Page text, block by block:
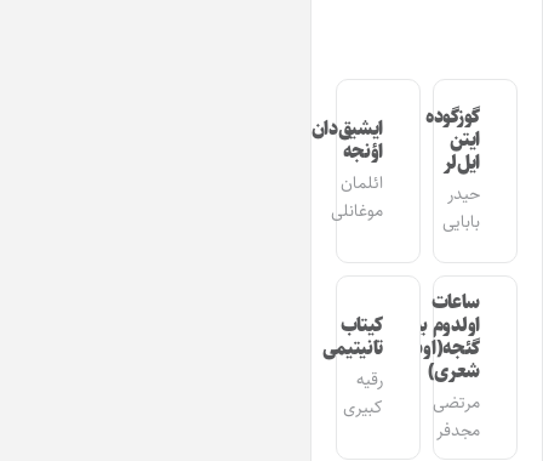
گوزگوده
ایتن
ایل‌لر
حیدر
بابایی
ایشیق‌دان
اؤنجه
ائلمان
موغانلی
ساعات
اولدوم بیر
گئجه(اوشاق
شعری)
مرتضی
مجدفر
کیتاب
تانیتیمی
رقیه
کبیری